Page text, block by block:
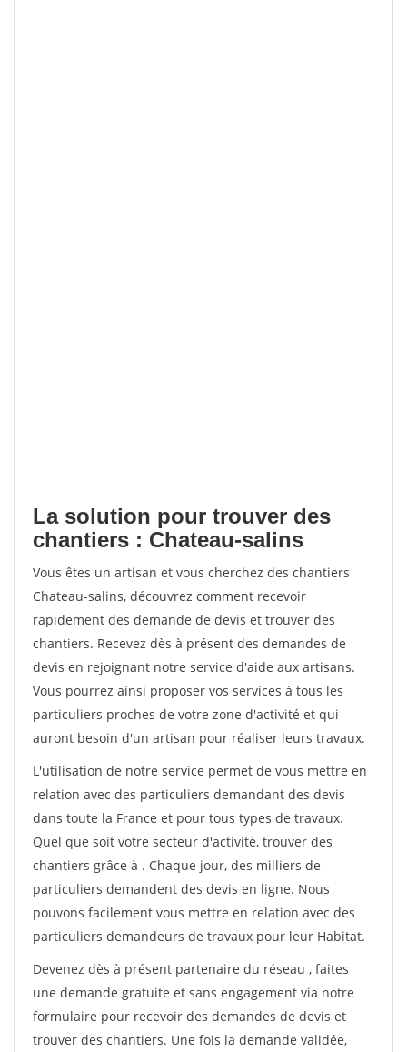
La solution pour trouver des
chantiers : Chateau-salins
Vous êtes un artisan et vous cherchez des chantiers
Chateau-salins, découvrez comment recevoir
rapidement des demande de devis et trouver des
chantiers. Recevez dès à présent des demandes de
devis en rejoignant notre service d'aide aux artisans.
Vous pourrez ainsi proposer vos services à tous les
particuliers proches de votre zone d'activité et qui
auront besoin d'un artisan pour réaliser leurs travaux.
L'utilisation de notre service permet de vous mettre en
relation avec des particuliers demandant des devis
dans toute la France et pour tous types de travaux.
Quel que soit votre secteur d'activité, trouver des
chantiers grâce à . Chaque jour, des milliers de
particuliers demandent des devis en ligne. Nous
pouvons facilement vous mettre en relation avec des
particuliers demandeurs de travaux pour leur Habitat.
Devenez dès à présent partenaire du réseau , faites
une demande gratuite et sans engagement via notre
formulaire pour recevoir des demandes de devis et
trouver des chantiers. Une fois la demande validée,